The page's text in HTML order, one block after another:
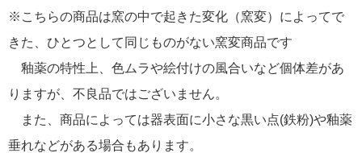
※こちらの商品は窯の中で起きた変化（窯変）によってで
きた、ひとつとして同じものがない窯変商品です
釉薬の特性上、色ムラや絵付けの風合いなど個体差があ
りますが、不良品ではございません。
また、商品によっては器表面に小さな黒い点(鉄粉)や釉薬
垂れなどがある場合もあります。